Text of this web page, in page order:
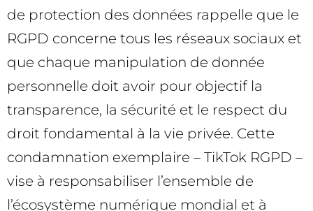
de protection des données rappelle que le
RGPD concerne tous les réseaux sociaux et
que chaque manipulation de donnée
personnelle doit avoir pour objectif la
transparence, la sécurité et le respect du
droit fondamental à la vie privée. Cette
condamnation exemplaire – TikTok RGPD –
vise à responsabiliser l’ensemble de
l’écosystème numérique mondial et à